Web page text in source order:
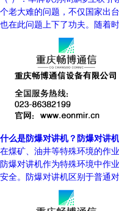
个老大难的问题，不仅国家出
也在此问题上下了功夫。随着时
什么是防爆对讲机？防爆对讲
在煤矿、油井等特殊环境的作
防爆对讲机作为特殊环境中作
安全。防爆对讲机区别于普通